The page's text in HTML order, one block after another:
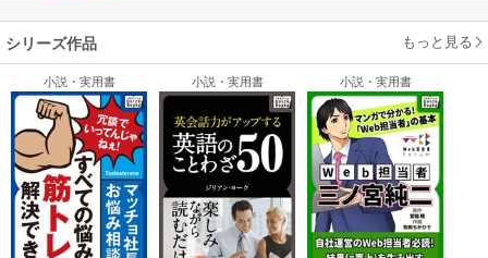
シリーズ作品 もっと見る
小説・実用書 小説・実用書 小説・実用書